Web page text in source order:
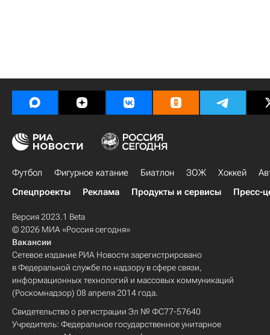
Футбол Фигурное катание Биатлон ЗОЖ Хоккей
Спецпроекты
Реклама Продукты и сервисы Пресс-
Версия 2023.1 Beta
© 2026 МИА «Россия сегодня»
Вакансии
Сетевое издание РИА Новости зарегистрировано
в Федеральной службе по надзору в сфере связи,
информационных технологий и массовых коммуникаций
(Роскомнадзор) 08 апреля 2014 года.
Свидетельство о регистрации Эл № ФС77-57640
Учредитель: Федеральное государственное унитарное